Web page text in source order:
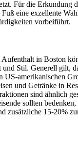
Für die Erkundung
eine exzellente
vorbeiführt.
in Boston
und Stil. Generell gilt,
US-amerikanischen
und Getränke in
sind ähnlich
sollten bedenken,
zusätzliche 15-20%